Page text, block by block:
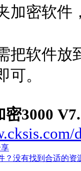
加密软件
把软件放
可。
密3000
？没有找到合适的